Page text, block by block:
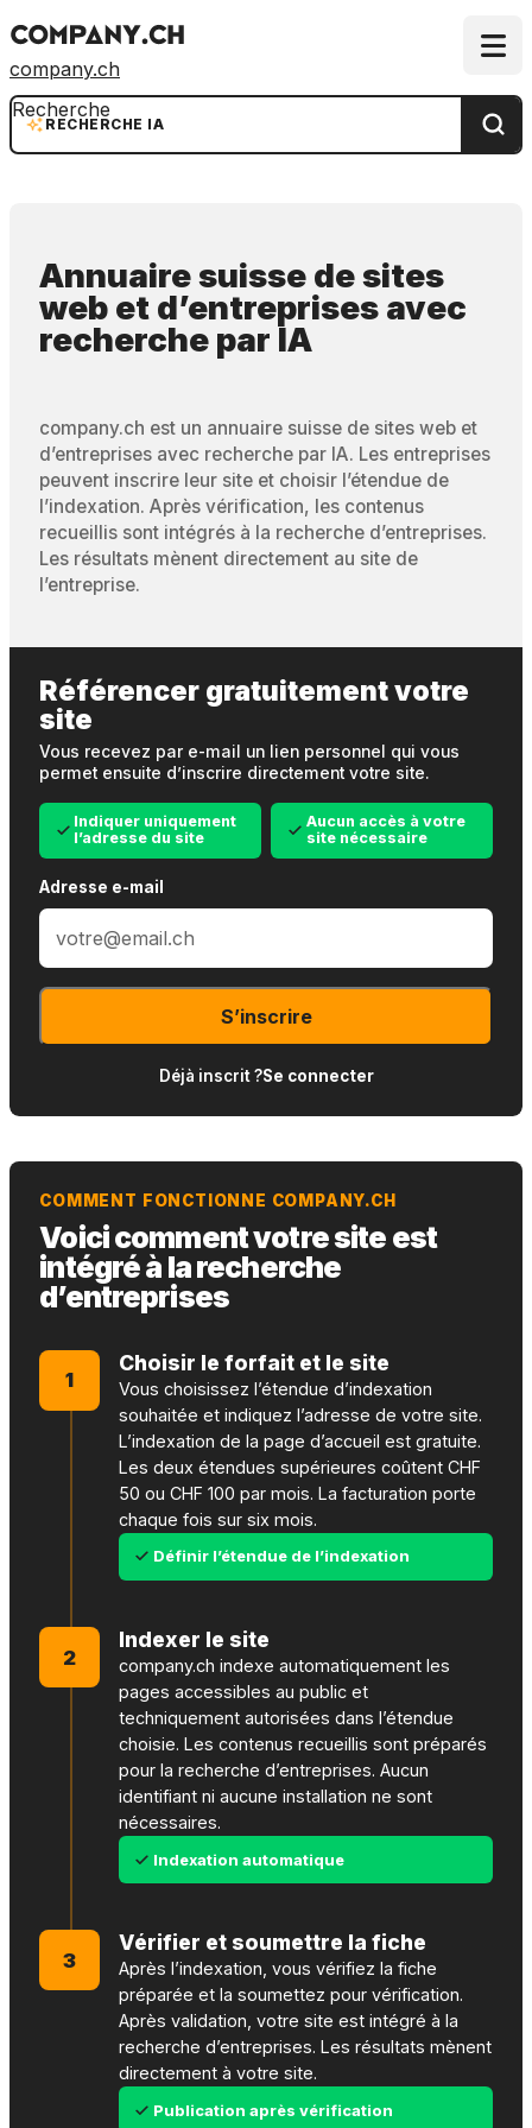
company.ch
RECHERCHE IA
Recherche
Annuaire suisse de sites
web et d’entreprises avec
recherche par IA
company.ch est un annuaire suisse de sites web et
d’entreprises avec recherche par IA. Les entreprises
peuvent inscrire leur site et choisir l’étendue de
l’indexation. Après vérification, les contenus
recueillis sont intégrés à la recherche d’entreprises.
Les résultats mènent directement au site de
l’entreprise.
Référencer gratuitement votre
site
Vous recevez par e-mail un lien personnel qui vous
permet ensuite d’inscrire directement votre site.
Indiquer uniquement
l’adresse du site
Aucun accès à votre
site nécessaire
Adresse e-mail
S’inscrire
Déjà inscrit ?Se connecter
COMMENT FONCTIONNE COMPANY.CH
Voici comment votre site est
intégré à la recherche
d’entreprises
1
Choisir le forfait et le site
Vous choisissez l’étendue d’indexation
souhaitée et indiquez l’adresse de votre site.
L’indexation de la page d’accueil est gratuite.
Les deux étendues supérieures coûtent CHF
50 ou CHF 100 par mois. La facturation porte
chaque fois sur six mois.
Définir l’étendue de l’indexation
2
Indexer le site
company.ch indexe automatiquement les
pages accessibles au public et
techniquement autorisées dans l’étendue
choisie. Les contenus recueillis sont préparés
pour la recherche d’entreprises. Aucun
identifiant ni aucune installation ne sont
nécessaires.
Indexation automatique
3
Vérifier et soumettre la fiche
Après l’indexation, vous vérifiez la fiche
préparée et la soumettez pour vérification.
Après validation, votre site est intégré à la
recherche d’entreprises. Les résultats mènent
directement à votre site.
Publication après vérification